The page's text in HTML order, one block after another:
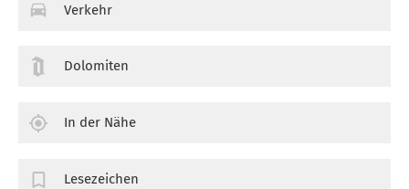
Verkehr
Dolomiten
In der Nähe
Lesezeichen